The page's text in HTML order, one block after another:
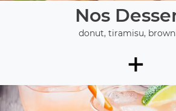
Nos
donut, tiramisu,
+